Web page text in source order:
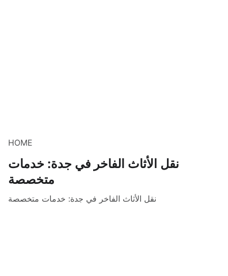
HOME
نقل الأثاث الفاخر في جدة: خدمات
متخصصة
نقل الأثاث الفاخر في جدة: خدمات متخصصة